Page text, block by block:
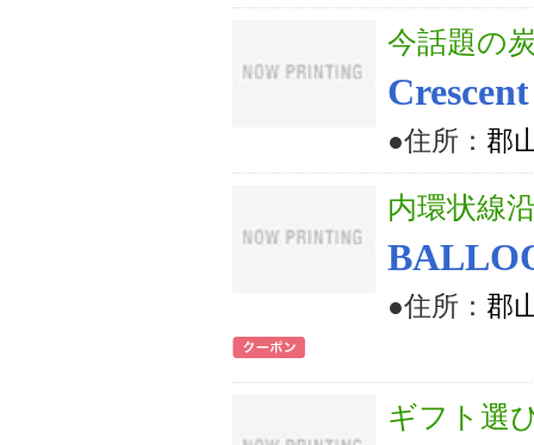
今話題の
●住所： 郡
内環状線
●住所： 郡
ギフト選